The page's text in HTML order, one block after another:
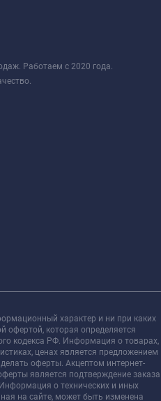
Работаем с 2020 года.
характер и ни при каких
офертой, которая определяется
кодекса РФ. Информация о товарах,
ценах является предложением
делать оферты. Акцептом интернет-
является подтверждение заказа
о технических и иных
на сайте, может быть изменена